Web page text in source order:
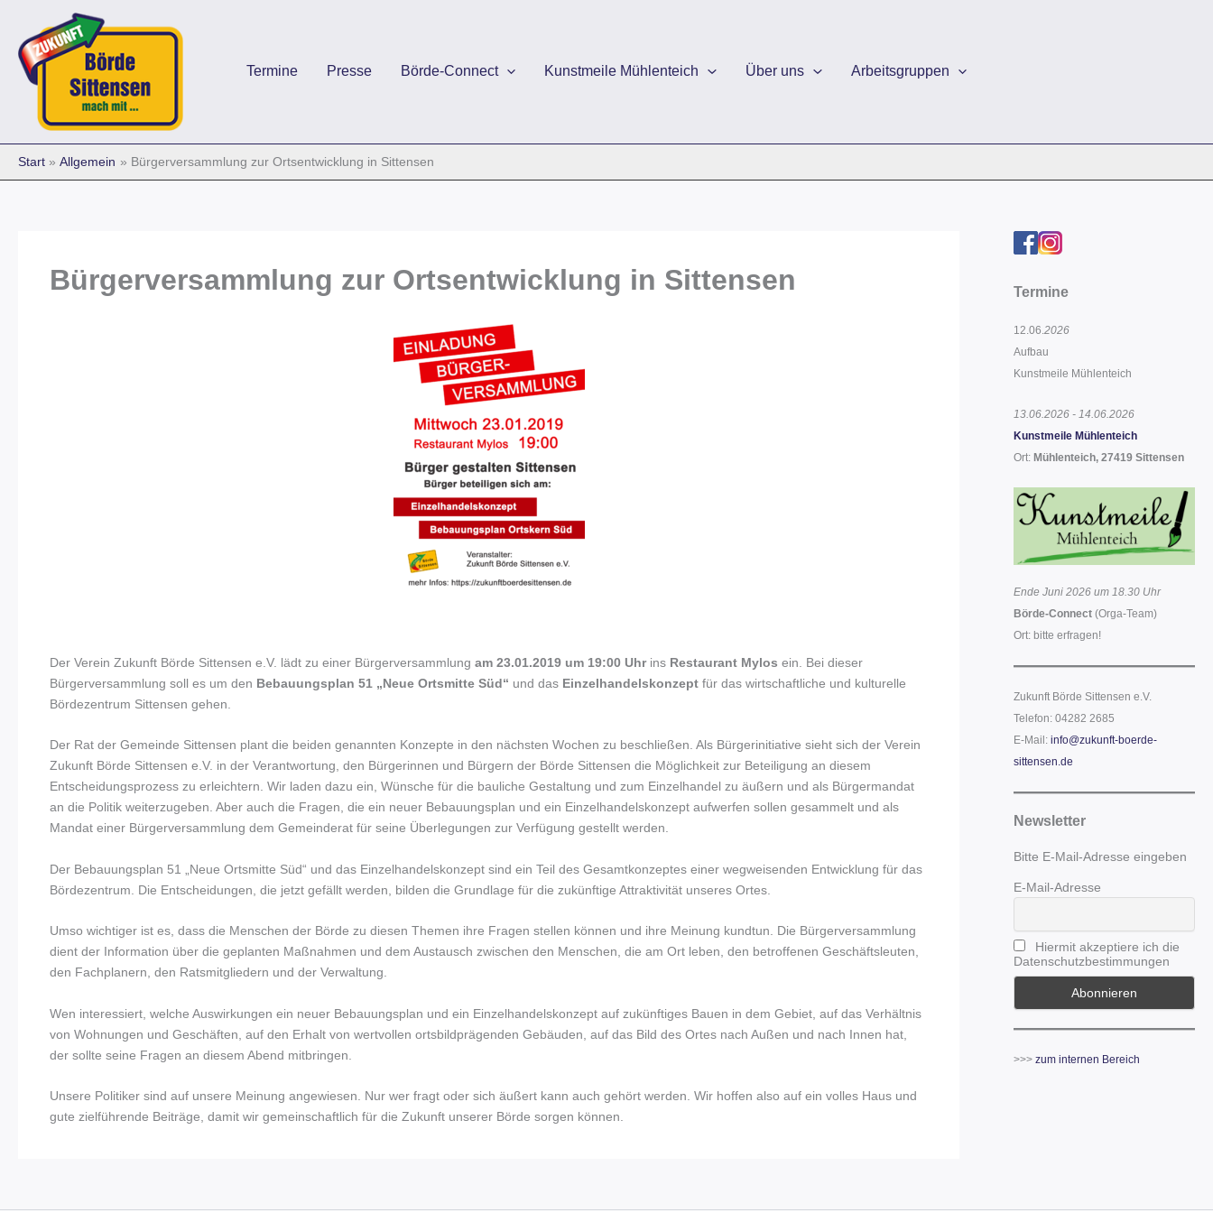
springen
Termine Presse Börde-Connect Kunstmeile Mühlenteich Über uns Arbeitsgruppen
Start Allgemein Bürgerversammlung zur Ortsentwicklung in Sittensen
Bürgerversammlung zur Ortsentwicklung in Sittensen
Der Verein Zukunft Börde Sittensen e.V. lädt zu einer Bürgerversammlung am 23.01.2019 um 19:00 Uhrins Restaurant Mylos ein. Bei dieser
Bürgerversammlung soll es um den Bebauungsplan 51 „Neue Ortsmitte Süd“ und das Einzelhandelskonzept für das wirtschaftliche und kulturelle
Bördezentrum Sittensen gehen.
Der Rat der Gemeinde Sittensen plant die beiden genannten Konzepte in den nächsten Wochen zu beschließen. Als Bürgerinitiative sieht sich der Verein
Zukunft Börde Sittensen e.V. in der Verantwortung, den Bürgerinnen und Bürgern der Börde Sittensen die Möglichkeit zur Beteiligung an diesem
Entscheidungsprozess zu erleichtern. Wir laden dazu ein, Wünsche für die bauliche Gestaltung und zum Einzelhandel zu äußern und als Bürgermandat
an die Politik weiterzugeben. Aber auch die Fragen, die ein neuer Bebauungsplan und ein Einzelhandelskonzept aufwerfen sollen gesammelt und als
Mandat einer Bürgerversammlung dem Gemeinderat für seine Überlegungen zur Verfügung gestellt werden.
Der Bebauungsplan 51 „Neue Ortsmitte Süd“ und das Einzelhandelskonzept sind ein Teil des Gesamtkonzeptes einer wegweisenden Entwicklung für das
Bördezentrum. Die Entscheidungen, die jetzt gefällt werden, bilden die Grundlage für die zukünftige Attraktivität unseres Ortes.
Umso wichtiger ist es, dass die Menschen der Börde zu diesen Themen ihre Fragen stellen können und ihre Meinung kundtun. Die Bürgerversammlung
dient der Information über die geplanten Maßnahmen und dem Austausch zwischen den Menschen, die am Ort leben, den betroffenen Geschäftsleuten,
den Fachplanern, den Ratsmitgliedern und der Verwaltung.
Wen interessiert, welche Auswirkungen ein neuer Bebauungsplan und ein Einzelhandelskonzept auf zukünftiges Bauen in dem Gebiet, auf das Verhältnis
von Wohnungen und Geschäften, auf den Erhalt von wertvollen ortsbildprägenden Gebäuden, auf das Bild des Ortes nach Außen und nach Innen hat,
der sollte seine Fragen an diesem Abend mitbringen.
Unsere Politiker sind auf unsere Meinung angewiesen. Nur wer fragt oder sich äußert kann auch gehört werden. Wir hoffen also auf ein volles Haus und
gute zielführende Beiträge, damit wir gemeinschaftlich für die Zukunft unserer Börde sorgen können.
Termine
12.06.2026
Aufbau
Kunstmeile Mühlenteich
13.06.2026 - 14.06.2026
Kunstmeile Mühlenteich
Ort: Mühlenteich, 27419 Sittensen
Ende Juni 2026 um 18.30 Uhr
Börde-Connect (Orga-Team)
Ort: bitte erfragen!
Zukunft Börde Sittensen e.V.
Telefon: 04282 2685
E-Mail:info@zukunft-boerde-
sittensen.de
Newsletter
Bitte E-Mail-Adresse eingeben
E-Mail-Adresse
Hiermit akzeptiere ich die
Datenschutzbestimmungen
>>>zum internen Bereich